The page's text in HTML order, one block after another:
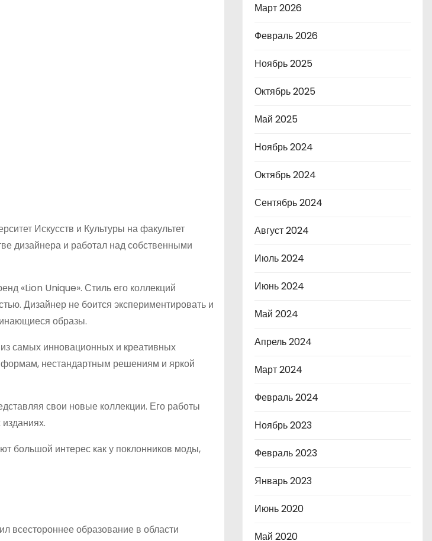
Искусств и Культуры на факультет
дизайнера и работал над собственными
«Lion Unique». Стиль его коллекций
Дизайнер не боится экспериментировать и
образы.
самых инновационных и креативных
нестандартным решениям и яркой
свои новые коллекции. Его работы
большой интерес как у поклонников моды,
всестороннее образование в области
Март 2026
Февраль 2026
Ноябрь 2025
Октябрь 2025
Май 2025
Ноябрь 2024
Октябрь 2024
Сентябрь 2024
Август 2024
Июль 2024
Июнь 2024
Май 2024
Апрель 2024
Март 2024
Февраль 2024
Ноябрь 2023
Февраль 2023
Январь 2023
Июнь 2020
Май 2020